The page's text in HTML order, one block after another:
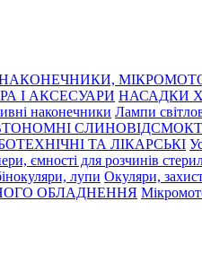
І АКСЕСУАРИ НАСАДКИ
наконечники Лампи
ТА ЛІКАРСЬКІ
ємності для розчинів
лупи Окуляри,
ОБЛАДНЕННЯ